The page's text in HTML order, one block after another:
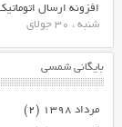
افزونه ارسال
شنبه ، 30 جولای
بایگانی شمسی
مرداد ۱۳۹۸
(۲)